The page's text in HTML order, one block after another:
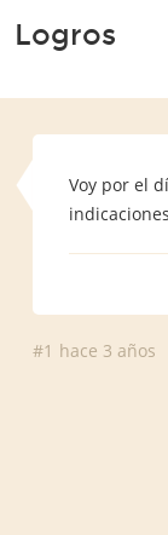
Logros
Voy por el
#1 hace 3 años